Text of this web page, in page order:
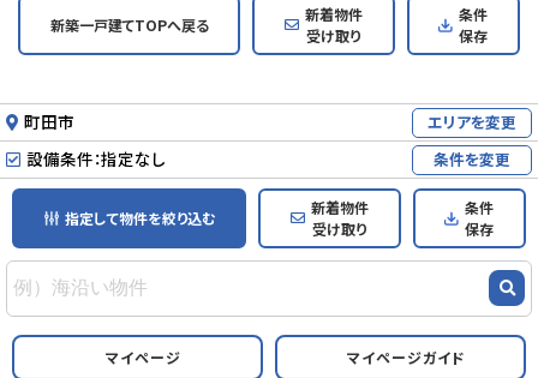
新築一戸建てTOPへ戻る
新着物件
受け取り
条件
保存
町田市 エリアを変更
設備条件：指定なし 条件を変更
指定して物件を絞り込む
新着物件
受け取り
条件
保存
マイページ マイページガイド